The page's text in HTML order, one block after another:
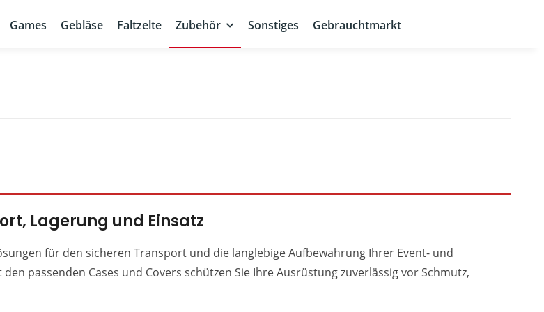
Games Gebläse Faltzelte Zubehör Sonstiges Gebrauchtmarkt
Lagerung und Einsatz
für den sicheren Transport und die langlebige Aufbewahrung Ihrer Event- und
passenden Cases und Covers schützen Sie Ihre Ausrüstung zuverlässig vor Schmutz,